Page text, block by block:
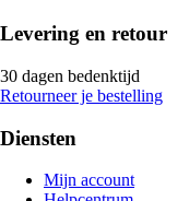
Levering en retour
30 dagen bedenktijd
Retourneer je bestelling
Diensten
Mijn account